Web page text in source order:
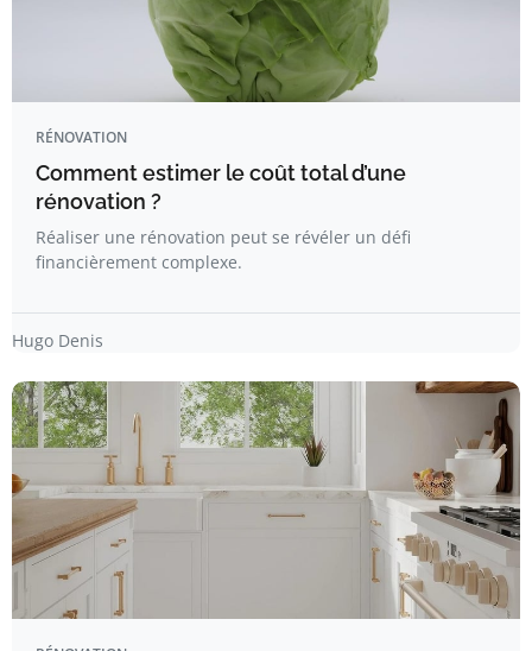
RÉNOVATION
Comment estimer le coût total d’une
rénovation ?
Réaliser une rénovation peut se révéler un défi
financièrement complexe.
Hugo Denis